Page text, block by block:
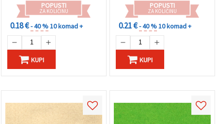
POPUSTI
ZA KOLIČINU
0.18 €- 40 %10 komad +
KUPI
POPUSTI
ZA KOLIČINU
0.21 €- 40 %10 komad +
KUPI